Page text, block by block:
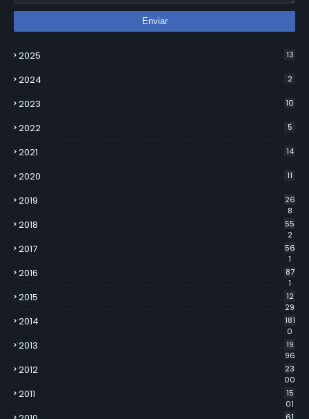
2025 13
2024 2
2023 10
2022 5
2021 14
2020 11
2019
26
8
2018
55
2
2017
56
1
2016
87
1
2015
12
29
2014
181
0
2013
19
96
2012
23
00
2011
15
01